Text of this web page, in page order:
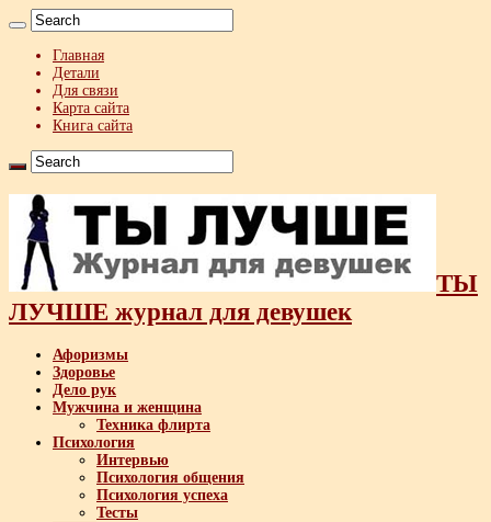
Главная
Детали
Для связи
Карта сайта
Книга сайта
ТЫ
ЛУЧШЕ журнал для девушек
Афоризмы
Здоровье
Дело рук
Мужчина и женщина
Техника флирта
Психология
Интервью
Психология общения
Психология успеха
Тесты